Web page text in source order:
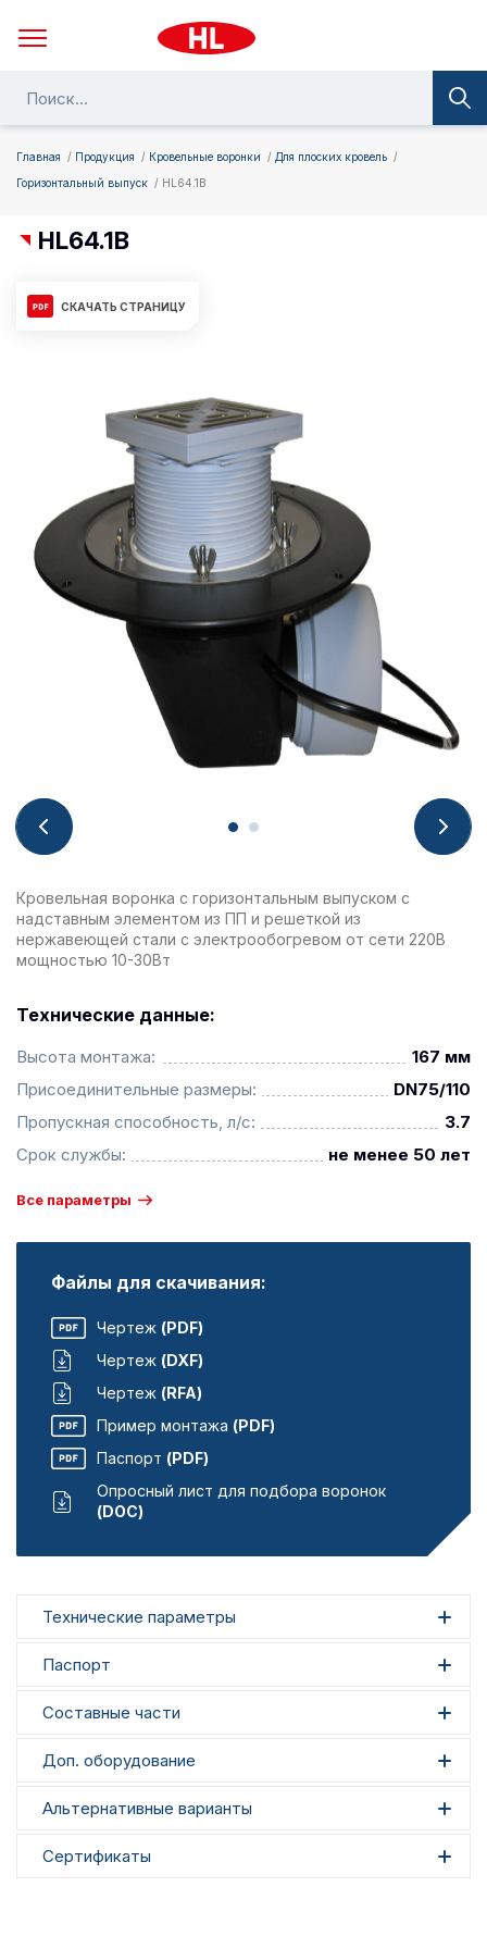
Главная Продукция Кровельные воронки
Для плоских кровель
Горизонтальный выпуск
HL64.1B
HL64.1B
СКАЧАТЬ СТРАНИЦУ
Кровельная воронка с горизонтальным выпуском с
надставным элементом из ПП и решеткой из
нержавеющей стали с электрообогревом от сети 220В
мощностью 10-30Вт
Технические данные:
Высота монтажа:
167 мм
Присоединительные размеры:
DN75/110
Пропускная способность, л/с:
3.7
Срок службы:
не менее 50 лет
Все параметры
Файлы для скачивания:
Чертеж (PDF)
Чертеж (DXF)
Чертеж (RFA)
Пример монтажа (PDF)
Паспорт (PDF)
Опросный лист для подбора воронок
(DOC)
Технические параметры
Паспорт
Составные части
Доп. оборудование
Альтернативные варианты
Сертификаты